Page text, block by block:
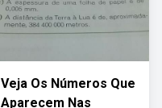
Veja Os Números Que
Aparecem Nas